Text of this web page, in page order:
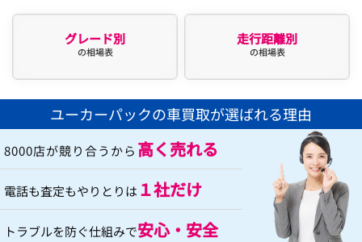
グレード別
の相場表
走行距離別
の相場表
ユーカーパックの車買取が選ばれる理由
8000店が競り合うから 高く売れる
電話も査定もやりとりは １社だけ
トラブルを防ぐ仕組みで安心・安全